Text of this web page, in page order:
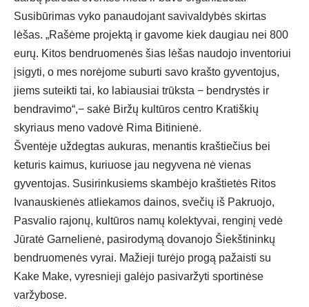
Susibūrimas vyko panaudojant savivaldybės skirtas
lėšas. „Rašėme projektą ir gavome kiek daugiau nei 800
eurų. Kitos bendruomenės šias lėšas naudojo inventoriui
įsigyti, o mes norėjome suburti savo krašto gyventojus,
jiems suteikti tai, ko labiausiai trūksta − bendrystės ir
bendravimo“,− sakė Biržų kultūros centro Kratiškių
skyriaus meno vadovė Rima Bitinienė.
Šventėje uždegtas aukuras, menantis kraštiečius bei
keturis kaimus, kuriuose jau negyvena nė vienas
gyventojas. Susirinkusiems skambėjo kraštietės Ritos
Ivanauskienės atliekamos dainos, svečių iš Pakruojo,
Pasvalio rajonų, kultūros namų kolektyvai, renginį vedė
Jūratė Garnelienė, pasirodymą dovanojo Šiekštininkų
bendruomenės vyrai. Mažieji turėjo progą pažaisti su
Kake Make, vyresnieji galėjo pasivaržyti sportinėse
varžybose.